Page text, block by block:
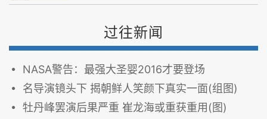
过往新闻
NASA警告：最强大圣婴2016才要登场
名导演镜头下 揭朝鲜人笑颜下真实一面(组图)
牡丹峰罢演后果严重 崔龙海或重获重用(图)